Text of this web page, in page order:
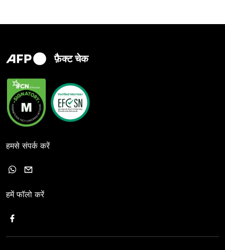
फ़ैक्ट चेक
हमसे संपर्क करें
हमें फॉलो करें